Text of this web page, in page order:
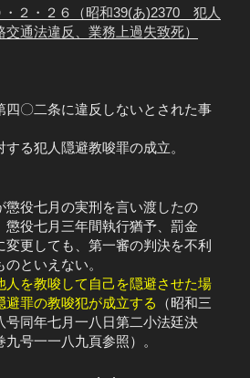
・２・２６（昭和39(あ)2370 犯人
通法違反、業務上過失致死）
〇二条に違反しないとされた事
る犯人隠避教唆罪の成立。
役七月の実刑を言い渡したの
懲役七月三年間執行猶予、罰金
変更しても、第一審の判決を不利
といえない。
人を教唆して自己を隠避させた場
避罪の教唆犯が成立する
（昭和三
号同年七月一八日第二小法廷決
号一一八九頁参照）。